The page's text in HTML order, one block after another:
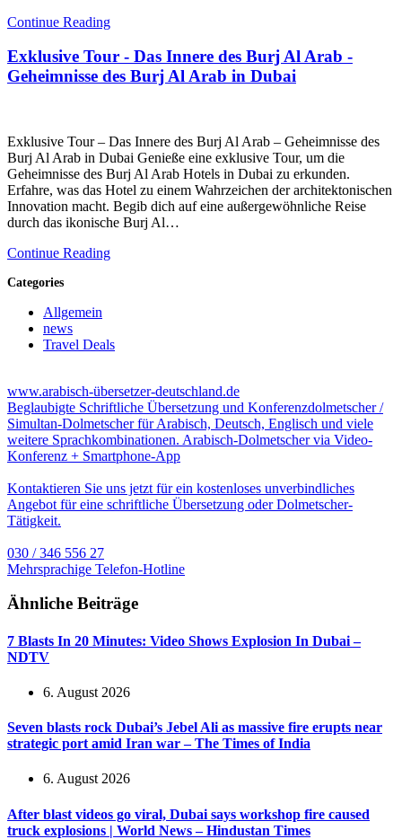
Continue Reading
Exklusive Tour - Das Innere des Burj Al Arab -
Geheimnisse des Burj Al Arab in Dubai
Exklusive Tour – Das Innere des Burj Al Arab – Geheimnisse des
Burj Al Arab in Dubai Genieße eine exklusive Tour, um die
Geheimnisse des Burj Al Arab Hotels in Dubai zu erkunden.
Erfahre, was das Hotel zu einem Wahrzeichen der architektonischen
Innovation macht. Begib dich auf eine außergewöhnliche Reise
durch das ikonische Burj Al…
Continue Reading
Categories
Allgemein
news
Travel Deals
www.arabisch-übersetzer-deutschland.de
Beglaubigte Schriftliche Übersetzung und Konferenzdolmetscher /
Simultan-Dolmetscher für Arabisch, Deutsch, Englisch und viele
weitere Sprachkombinationen. Arabisch-Dolmetscher via Video-
Konferenz + Smartphone-App
Kontaktieren Sie uns jetzt für ein kostenloses unverbindliches
Angebot für eine schriftliche Übersetzung oder Dolmetscher-
Tätigkeit.
030 / 346 556 27
Mehrsprachige Telefon-Hotline
Ähnliche Beiträge
7 Blasts In 20 Minutes: Video Shows Explosion In Dubai –
NDTV
6. August 2026
Seven blasts rock Dubai’s Jebel Ali as massive fire erupts near
strategic port amid Iran war – The Times of India
6. August 2026
After blast videos go viral, Dubai says workshop fire caused
truck explosions | World News – Hindustan Times